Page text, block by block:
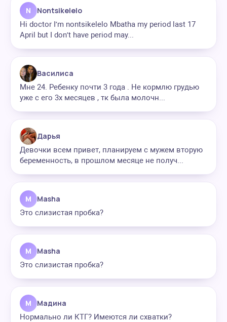
N Nontsikelelo
Hi doctor I’m nontsikelelo Mbatha my period last 17
April but I don’t have period may...
Василиса
Мне 24. Ребенку почти 3 года . Не кормлю грудью
уже с его 3х месяцев , тк была молочн...
Дарья
Девочки всем привет, планируем с мужем вторую
беременность, в прошлом месяце не получ...
M Masha
Это слизистая пробка?
M Masha
Это слизистая пробка?
М Мадина
Нормально ли КТГ? Имеются ли схватки?